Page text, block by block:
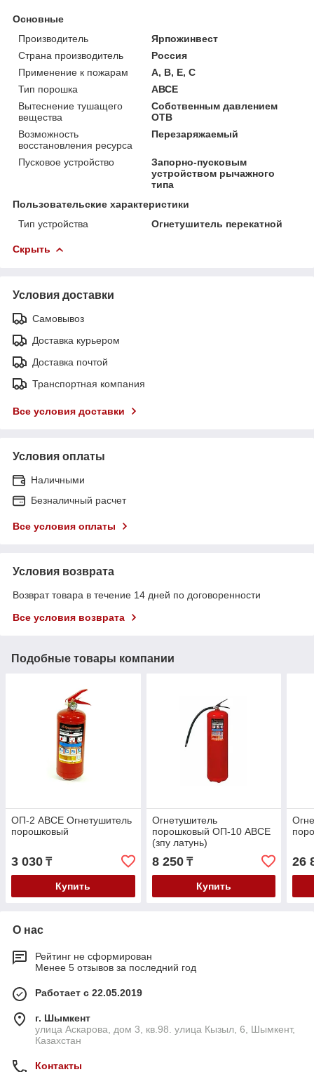
Основные
Производитель
Ярпожинвест
Страна производитель
Россия
Применение к пожарам
А, В, Е, С
Тип порошка
АВСЕ
Вытеснение тушащего
вещества
Собственным давлением
ОТВ
Возможность
восстановления ресурса
Перезаряжаемый
Пусковое устройство
Запорно-пусковым
устройством рычажного
типа
Пользовательские характеристики
Тип устройства
Огнетушитель перекатной
Скрыть
Условия доставки
Самовывоз
Доставка курьером
Доставка почтой
Транспортная компания
Все условия доставки
Условия оплаты
Наличными
Безналичный расчет
Все условия оплаты
Условия возврата
Возврат товара в течение 14 дней по договоренности
Все условия возврата
Подобные товары компании
ОП-2 ABCE Огнетушитель
порошковый
3 030 ₸
Купить
Огнетушитель
порошковый ОП-10 ABCE
(зпу латунь)
8 250₸
Купить
26
О нас
Рейтинг не сформирован
Менее 5 отзывов за последний год
Работает с 22.05.2019
г. Шымкент
улица Аскарова, дом 3, кв.98. улица Кызыл, 6, Шымкент,
Казахстан
Контакты